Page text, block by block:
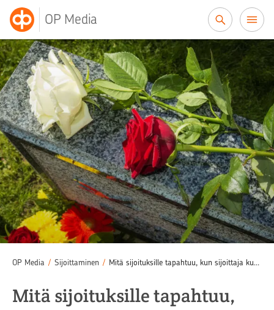
OP Media
OP Media / Sijoittaminen / Mitä sijoituksille tapahtuu, kun sijoittaja kuolee – myydäänkö vai siirretäänkö?
Mitä sijoituksille tapahtuu,